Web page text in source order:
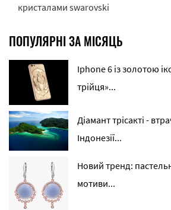
кристалами swarovski
ПОПУЛЯРНІ ЗА МІСЯЦЬ
Iphone 6 із золотою
трійця»...
Діамант трісакті -
Індонезії...
Новий тренд:
мотиви...